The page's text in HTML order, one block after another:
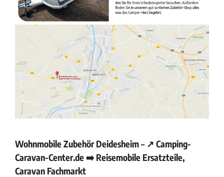
Wohnmobile Zubehör Deidesheim – ↗️ Camping-
Caravan-Center.de ➡️ Reisemobile Ersatzteile,
Caravan Fachmarkt